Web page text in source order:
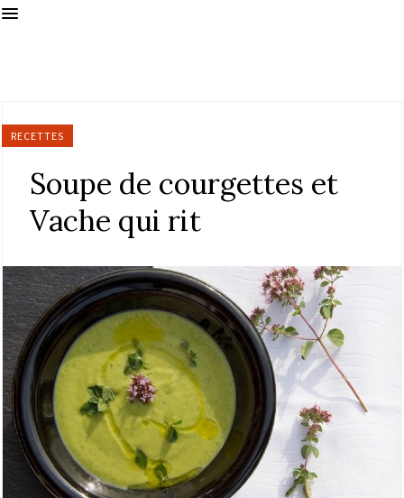
RECETTES
Soupe de courgettes et
Vache qui rit